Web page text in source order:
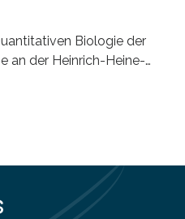
Biologie der
an der Heinrich-Heine-
auf
für Forschung,
fördert das